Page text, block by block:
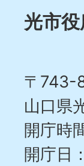
光市
〒743-
山口県
開庁時
開庁日